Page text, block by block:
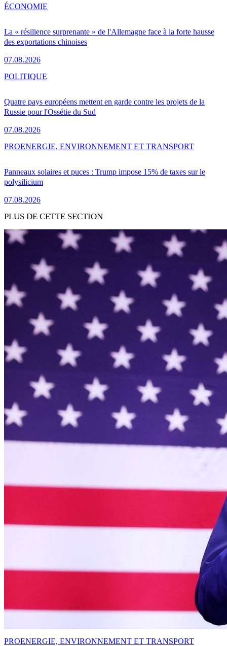
La « résilience surprenante » de l'Allemagne face à la forte hausse
des exportations chinoises
07.08.2026
ÉCONOMIE
Quatre pays européens mettent en garde contre les projets de la
Russie pour l'Ossétie du Sud
07.08.2026
POLITIQUE
Panneaux solaires et puces : Trump impose 15% de taxes sur le
polysilicium
07.08.2026
PROENERGIE, ENVIRONNEMENT ET TRANSPORT
PLUS DE CETTE SECTION
PROENERGIE, ENVIRONNEMENT ET TRANSPORT